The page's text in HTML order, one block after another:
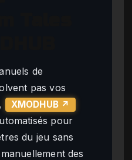
de
pas vos
XMODHUB ↗
pour
du jeu sans
des